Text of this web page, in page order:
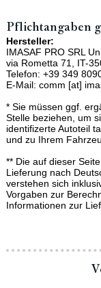
Pflichtangaben
Hersteller:
IMASAF PRO SRL
via Rometta 71, IT-
Telefon: +39 349
E-Mail: comm [at]
* Sie müssen ggf.
Stelle beziehen, um
identifizerte Autoteil
und zu Ihrem
** Die auf dieser
Lieferung nach
verstehen sich
Vorgaben zur
Informationen zur